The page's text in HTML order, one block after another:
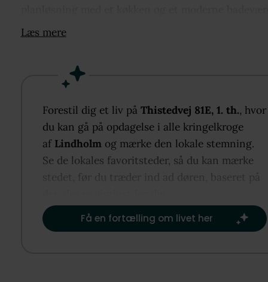
en lys stue og to rummelige værelser. Uanset om I
praktiske kælderrum og gode
Den centrale beliggenhed af denne adresse
i hverdagen. Pendleren vil sætte pris på den korte
afstand til offentlig transport, hvilket gør det nemt
bekvemt at nå hjertet af Aalborg. Desuden finder I
boligen.
Læs mere
Forestil dig et liv påThistedvej 81E, 1. th., hvor
du kan gå på opdagelse i alle kringelkroge
af Lindholm og mærke den lokale stemning.
Se de lokales favoritsteder, så du kan mærke
stedet, før du træder ind ad døren, baseret på
Få en fortælling om livet her